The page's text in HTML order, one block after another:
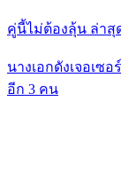
คู่นี้ไม่ต้องลุ้น ล่าสุ
นางเอกดังเจอเซ
อีก 3 คน